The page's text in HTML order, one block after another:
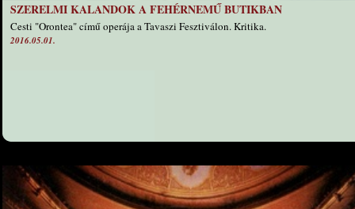
SZERELMI KALANDOK A FEHÉRNEMŰ BUTIKBAN
Cesti "Orontea" című operája a Tavaszi Fesztiválon. Kritika.
2016.05.01.